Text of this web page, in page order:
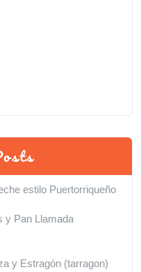
estilo Puertorriqueño
y Pan Llamada
y Estragón (tarragon)